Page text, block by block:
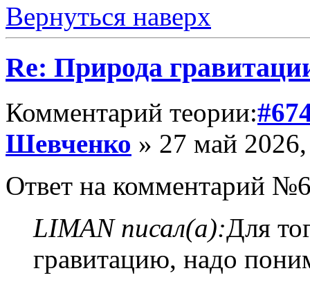
Вернуться наверх
Re: Природа
Комментарий теории:
Шевченко » 27 май
Ответ на комментарий
LIMAN писал(а):Для
гравитацию, надо